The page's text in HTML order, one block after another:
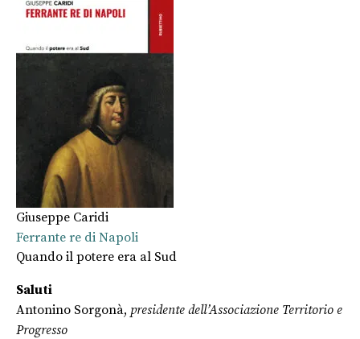
Giuseppe Caridi
Ferrante re di Napoli
Quando il potere era al Sud
Saluti
Antonino Sorgonà, presidente dell’Associazione Territorio e
Progresso